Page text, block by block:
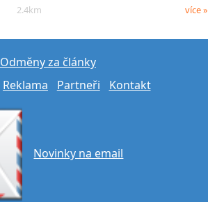
2.4km
více »
Odměny za články
Reklama Partneři Kontakt
Novinky na email